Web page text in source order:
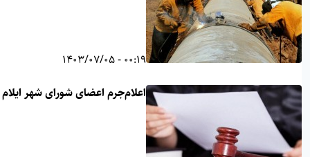
00:19 - 1403/07/05
اعلام‌جرم اعضای شورای شهر ایلام